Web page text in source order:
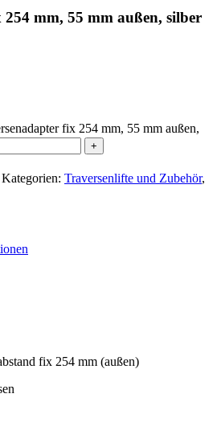
mm, 55 mm außen, silber
fix 254 mm, 55 mm außen,
Kategorien: Traversenlifte und Zubehör,
fix 254 mm (außen)